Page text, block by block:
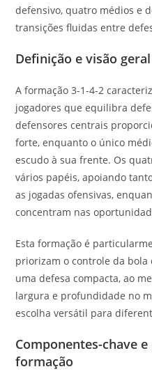
defensivo, quatro médios e
transições fluidas entre
Definição e visão
A formação 3-1-4-2
jogadores que equilibra
defensores centrais
forte, enquanto o único
escudo à sua frente. Os
vários papéis, apoiando
as jogadas ofensivas,
concentram nas
Esta formação é
priorizam o controle da bola
uma defesa compacta, ao
largura e profundidade no
escolha versátil para
Componentes-chave
formação